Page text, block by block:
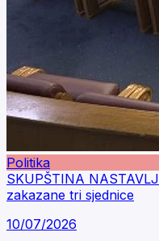
Politika
SKUPŠTINA
zakazane tri sjednice
10/07/2026